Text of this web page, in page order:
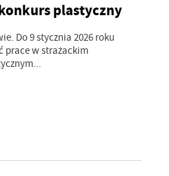
plastyczny
Do 9 stycznia 2026 roku
prace w strażackim